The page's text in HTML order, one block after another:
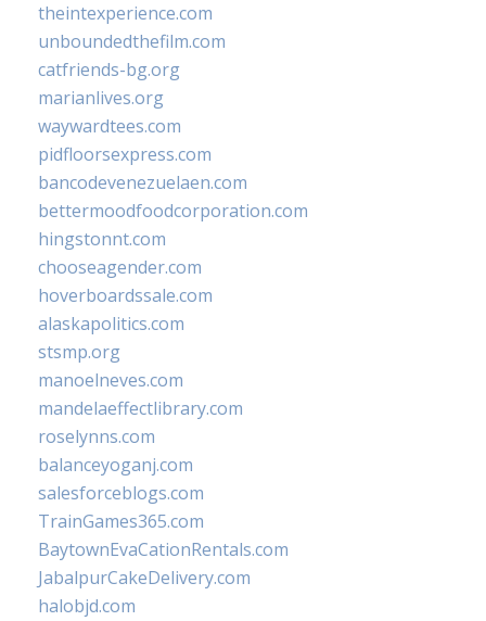
theintexperience.com
unboundedthefilm.com
catfriends-bg.org
marianlives.org
waywardtees.com
pidfloorsexpress.com
bancodevenezuelaen.com
bettermoodfoodcorporation.com
hingstonnt.com
chooseagender.com
hoverboardssale.com
alaskapolitics.com
stsmp.org
manoelneves.com
mandelaeffectlibrary.com
roselynns.com
balanceyoganj.com
salesforceblogs.com
TrainGames365.com
BaytownEvaCationRentals.com
JabalpurCakeDelivery.com
halobjd.com